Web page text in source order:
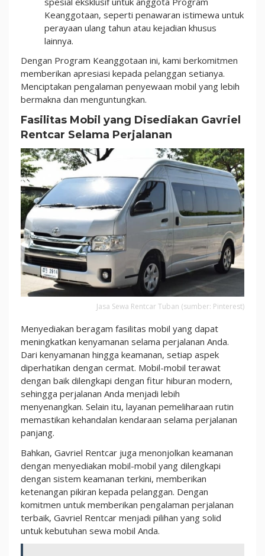
Keanggotaan, seperti penawaran istimewa untuk
perayaan ulang tahun atau kejadian khusus
lainnya.
Dengan Program Keanggotaan ini, kami berkomitmen
memberikan apresiasi kepada pelanggan setianya.
Menciptakan pengalaman penyewaan mobil yang lebih
bermakna dan menguntungkan.
Fasilitas Mobil yang Disediakan Gavriel
Rentcar Selama Perjalanan
Jasa Sewa Rentcar Tuban (sumber: Pinterest)
Menyediakan beragam fasilitas mobil yang dapat
meningkatkan kenyamanan selama perjalanan Anda.
Dari kenyamanan hingga keamanan, setiap aspek
diperhatikan dengan cermat. Mobil-mobil terawat
dengan baik dilengkapi dengan fitur hiburan modern,
sehingga perjalanan Anda menjadi lebih
menyenangkan. Selain itu, layanan pemeliharaan rutin
memastikan kehandalan kendaraan selama perjalanan
panjang.
Bahkan, Gavriel Rentcar juga menonjolkan keamanan
dengan menyediakan mobil-mobil yang dilengkapi
dengan sistem keamanan terkini, memberikan
ketenangan pikiran kepada pelanggan. Dengan
komitmen untuk memberikan pengalaman perjalanan
terbaik, Gavriel Rentcar menjadi pilihan yang solid
untuk kebutuhan sewa mobil Anda.